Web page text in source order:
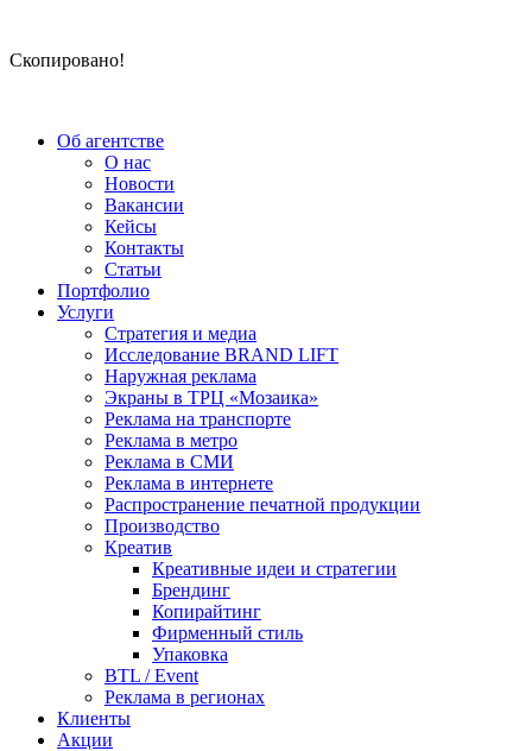
Скопировано!
Об агентстве
О нас
Новости
Вакансии
Кейсы
Контакты
Статьи
Портфолио
Услуги
Стратегия и медиа
Исследование BRAND LIFT
Наружная реклама
Экраны в ТРЦ «Мозаика»
Реклама на транспорте
Реклама в метро
Реклама в СМИ
Реклама в интернете
Распространение печатной продукции
Производство
Креатив
Креативные идеи и стратегии
Брендинг
Копирайтинг
Фирменный стиль
Упаковка
BTL / Event
Реклама в регионах
Клиенты
Акции